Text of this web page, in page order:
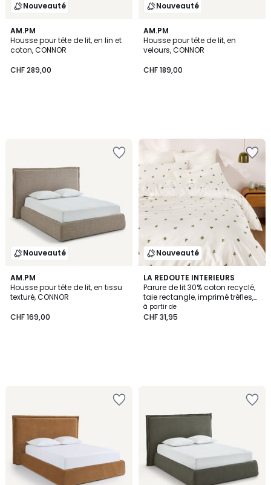
Nouveauté
AM.PM
Housse pour tête de lit, en lin et
coton, CONNOR
CHF 289,00
Nouveauté
AM.PM
Housse pour tête de lit, en
velours, CONNOR
CHF 189,00
Nouveauté
AM.PM
Housse pour tête de lit, en tissu
texturé, CONNOR
CHF 169,00
Nouveauté
LA REDOUTE INTERIEURS
Parure de lit 30% coton recyclé,
taie rectangle, imprimé trèfles,
LUCKY CLOVER
à partir de
CHF 31,95